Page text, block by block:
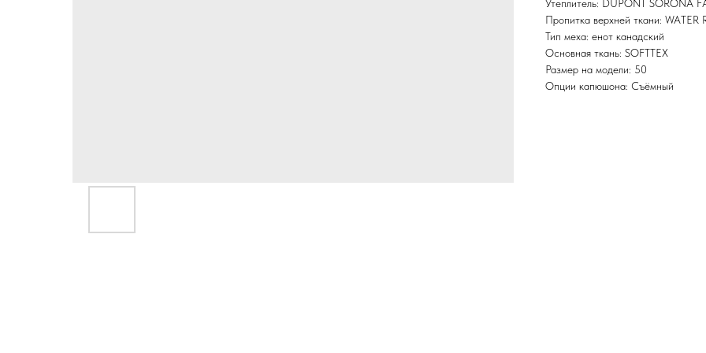
Утеплитель: DUPONT SORONA
Пропитка верхней ткани: WATER
Тип меха: енот канадский
Основная ткань: SOFTTEX
Размер на модели: 50
Опции капюшона: Съёмный